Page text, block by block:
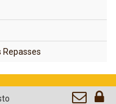
Repasses